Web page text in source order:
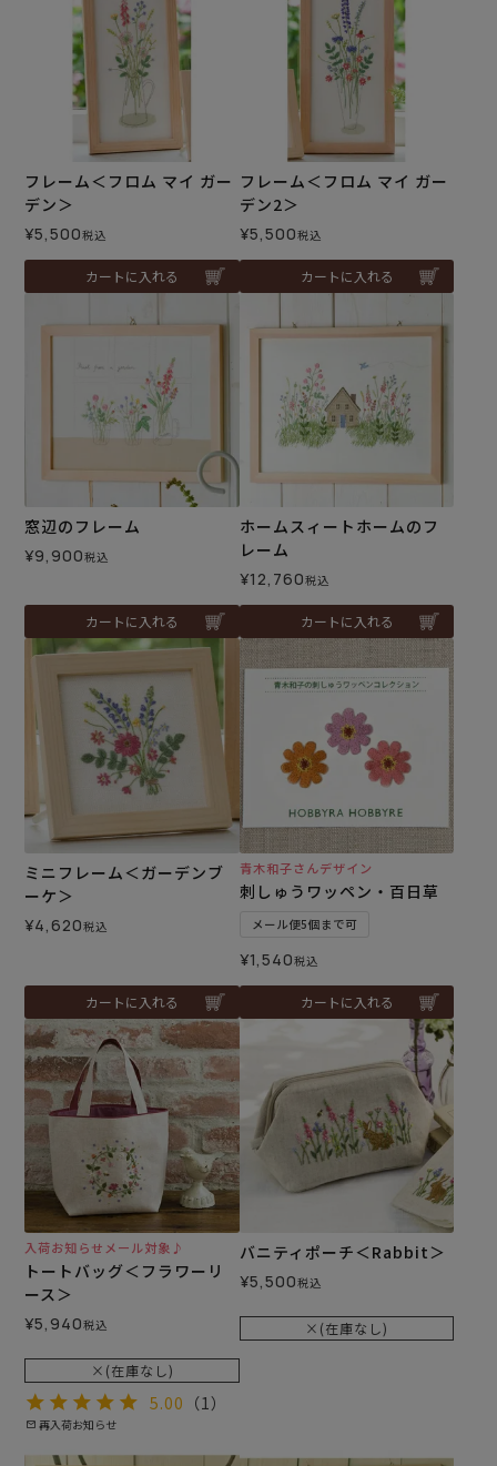
フレーム＜フロム マイ ガー
デン＞
¥5,500税込
カートに入れる
フレーム＜フロム マイ ガー
デン2＞
¥5,500税込
カートに入れる
窓辺のフレーム
¥9,900税込
カートに入れる
ホームスィートホームのフ
レーム
¥12,760税込
カートに入れる
ミニフレーム＜ガーデンブ
ーケ＞
¥4,620税込
カートに入れる
青木和子さんデザイン
刺しゅうワッペン・百日草
メール便5個まで可
¥1,540税込
カートに入れる
入荷お知らせメール対象♪
トートバッグ＜フラワーリ
ース＞
¥5,940税込
×(在庫なし)
5.00 （1）
再入荷お知らせ
バニティポーチ＜Rabbit＞
¥5,500税込
×(在庫なし)